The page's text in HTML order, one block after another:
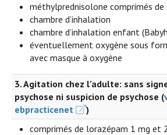
méthylprednisolone comprimés de
chambre d’inhalation
chambre d’inhalation enfant
éventuellement oxygène sous
avec masque à oxygène
3. Agitation chez l’adulte: sans
psychose ni suspicion de psychose (
ebpracticenet
)
comprimés de lorazépam 1 mg et